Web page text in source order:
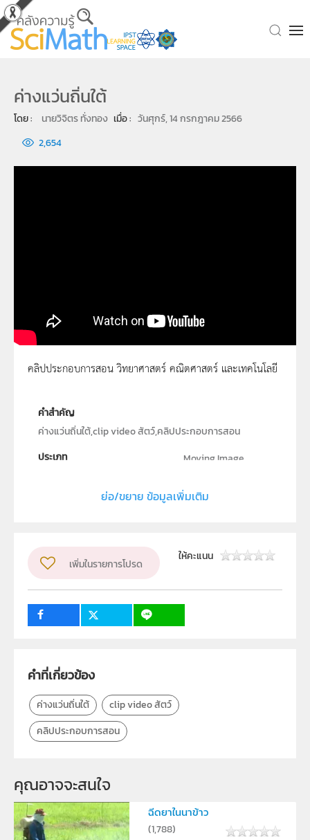
Skip to main content
ค่างแว่นถิ่นใต้
โดย : นายวิจิตร ทั่งทอง เมื่อ : วันศุกร์, 14 กรกฎาคม 2566
2,654
คลิปประกอบการสอน วิทยาศาสตร์ คณิตศาสตร์ และเทคโนโลยี
คำสำคัญ
ค่างแว่นถิ่นใต้,clip video สัตว์,คลิปประกอบการสอน
ประเภท
Moving Image
สถาบันส่งเสริมการสอนวิทยาศาสตร์และเทคโนโลยี (สสวท.)
วิชา
วิทยาศาสตร์ทั่วไป
กลุ่มเป้าหมาย
ย่อ/ขยาย ข้อมูลเพิ่มเติม
เพิ่มในรายการโปรด
ให้คะแนน
คำที่เกี่ยวข้อง
ค่างแว่นถิ่นใต้
clip video สัตว์
คลิปประกอบการสอน
คุณอาจจะสนใจ
ฉีดยาในนาข้าว
(1,788)